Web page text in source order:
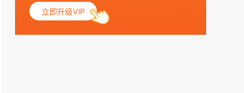
的BMI可能与多种健康问题相关联，包括不孕
症和妊娠并发症。 生殖健康：捐赠者需要有
规律的月经期，无生殖障碍或异常问题。此
立即升级VIP